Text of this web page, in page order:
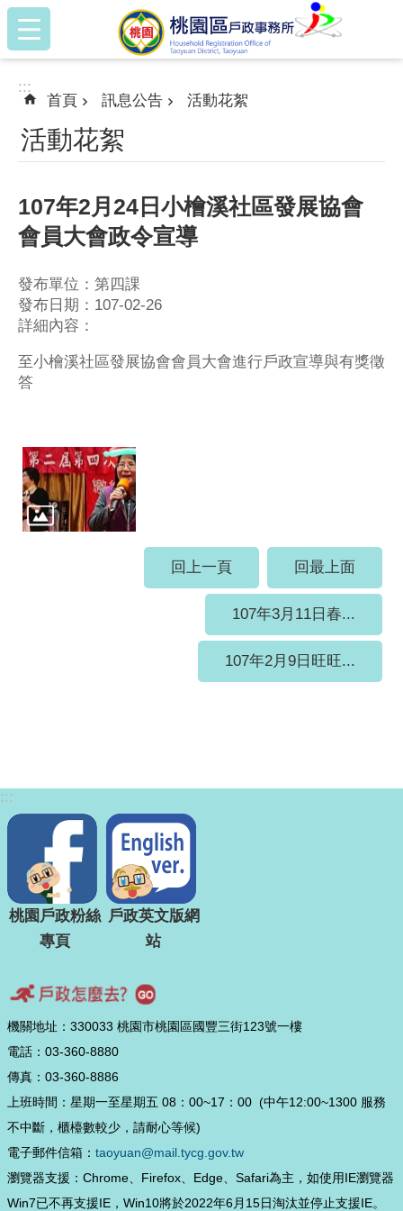
跳到主要內容區塊
:::
:::
首頁 訊息公告 活動花絮
活動花絮
107年2月24日小檜溪社區發展協會
會員大會政令宣導
發布單位：第四課
發布日期：107-02-26
詳細內容：
至小檜溪社區發展協會會員大會進行戶政宣導與有獎徵
答
回上一頁 回最上面
107年3月11日春...
107年2月9日旺旺...
:::
桃園戶政粉絲
專頁
戶政英文版網
站
機關地址：330033 桃園市桃園區國豐三街123號一樓
電話：03-360-8880
傳真：03-360-8886
上班時間：星期一至星期五 08：00~17：00 (中午12:00~1300 服務
不中斷，櫃檯數較少，請耐心等候)
電子郵件信箱： taoyuan@mail.tycg.gov.tw
瀏覽器支援：Chrome、Firefox、Edge、Safari為主，如使用IE瀏覽器
Win7已不再支援IE，Win10將於2022年6月15日淘汰並停止支援IE。